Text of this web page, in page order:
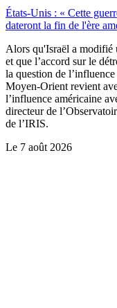
États-Unis : « Cette
dateront la fin de l'ère
Alors qu'Israël a modifié
et que l’accord sur le
la question de
Moyen-Orient revient
l’influence américaine
directeur de
de l’IRIS.
Le 7 août 2026